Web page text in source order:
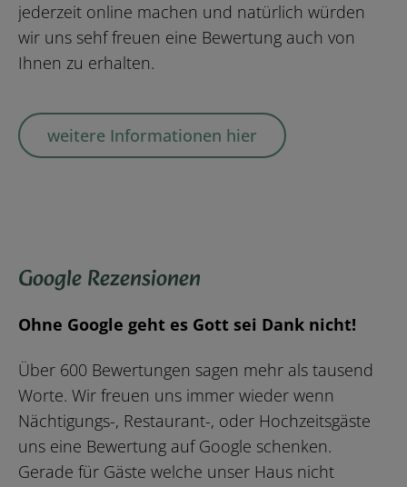
jederzeit online machen und natürlich würden
wir uns sehf freuen eine Bewertung auch von
Ihnen zu erhalten.
weitere Informationen hier
Google Rezensionen
Ohne Google geht es Gott sei Dank nicht!
Über 600 Bewertungen sagen mehr als tausend
Worte. Wir freuen uns immer wieder wenn
Nächtigungs-, Restaurant-, oder Hochzeitsgäste
uns eine Bewertung auf Google schenken.
Gerade für Gäste welche unser Haus nicht